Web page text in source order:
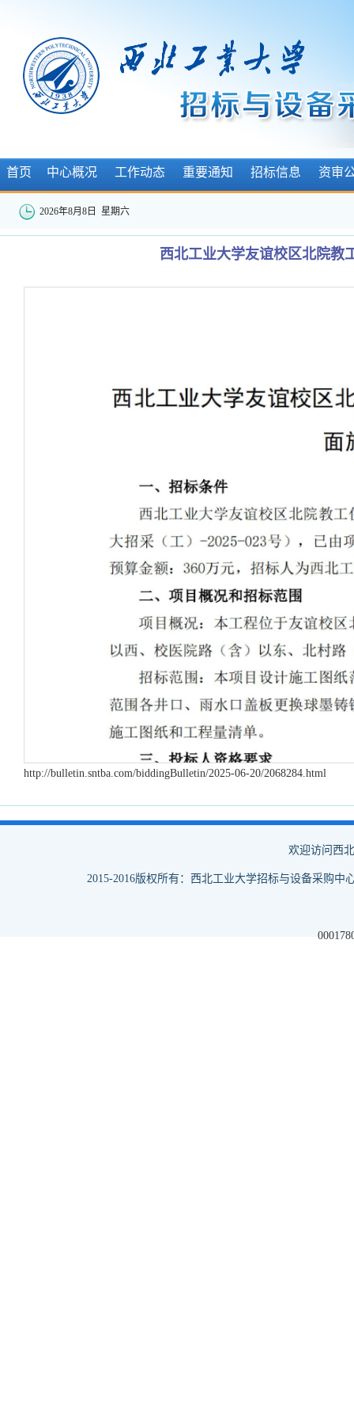
首页 中心概况 工作动态 重要通知 招标信息 资审
2026年8月8日 星期六
西北工业大学友谊校区北院教
http://bulletin.sntba.com/biddingBulletin/2025-06-20/2068284.html
欢迎访问西
2015-2016版权所有：西北工业大学招标与设备采购